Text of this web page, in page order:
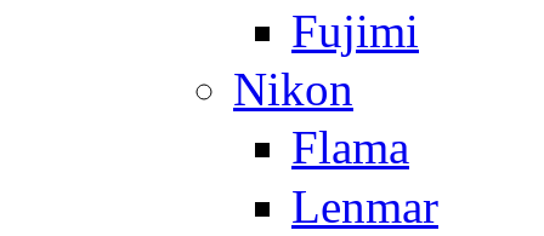
Fujimi
Nikon
Flama
Lenmar